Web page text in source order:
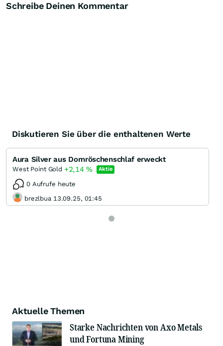
Schreibe Deinen Kommentar
Diskutieren Sie über die enthaltenen Werte
Aura Silver aus Dornröschenschlaf erweckt
West Point Gold +2,14% Aktie
0 Aufrufe heute
brezlbua 13.09.25, 01:45
Aktuelle Themen
Starke Nachrichten von Axo Metals
und Fortuna Mining